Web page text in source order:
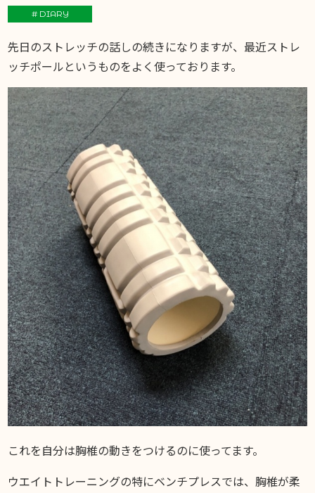
スギブログ
DIARY
# DIARY
先日のストレッチの話しの続きになりますが、最近ストレ
ッチポールというものをよく使っております。
これを自分は胸椎の動きをつけるのに使ってます。
ウエイトトレーニングの特にベンチプレスでは、胸椎が柔